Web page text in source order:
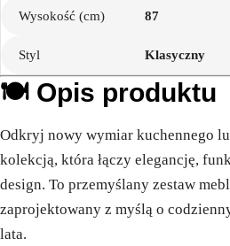
Wysokość (cm) 87
Styl Klasyczny
🍽️ Opis produktu
Odkryj nowy wymiar kuchennego
kolekcją, która łączy elegancję,
design. To przemyślany zestaw
zaprojektowany z myślą o
lata.